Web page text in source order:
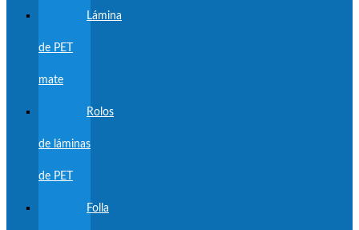
Lámina
de PET
mate
Rolos
de láminas
de PET
Folla